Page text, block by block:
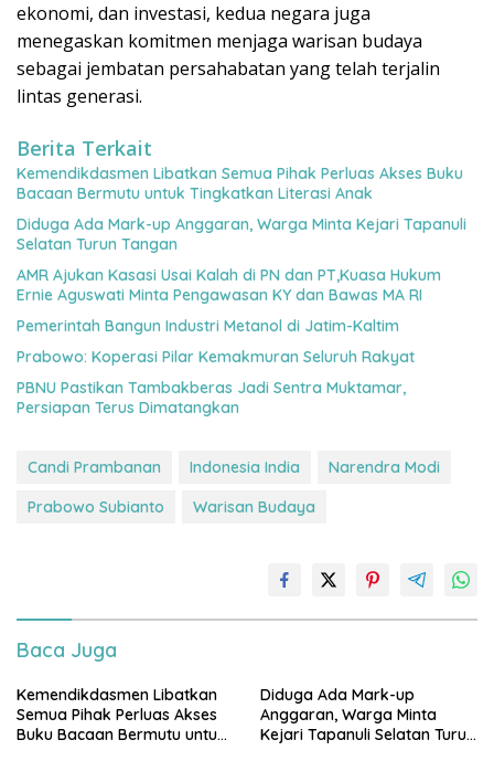
ekonomi, dan investasi, kedua negara juga
menegaskan komitmen menjaga warisan budaya
sebagai jembatan persahabatan yang telah terjalin
lintas generasi.
Berita Terkait
Kemendikdasmen Libatkan Semua Pihak Perluas Akses Buku
Bacaan Bermutu untuk Tingkatkan Literasi Anak
Diduga Ada Mark-up Anggaran, Warga Minta Kejari Tapanuli
Selatan Turun Tangan
AMR Ajukan Kasasi Usai Kalah di PN dan PT,Kuasa Hukum
Ernie Aguswati Minta Pengawasan KY dan Bawas MA RI
Pemerintah Bangun Industri Metanol di Jatim-Kaltim
Prabowo: Koperasi Pilar Kemakmuran Seluruh Rakyat
PBNU Pastikan Tambakberas Jadi Sentra Muktamar,
Persiapan Terus Dimatangkan
Candi Prambanan Indonesia India
Narendra Modi
Prabowo Subianto
Warisan Budaya
Baca Juga
Kemendikdasmen Libatkan
Semua Pihak Perluas Akses
Buku Bacaan Bermutu untuk
Diduga Ada Mark-up
Anggaran, Warga Minta
Kejari Tapanuli Selatan Turun